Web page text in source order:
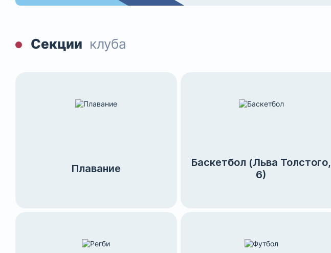
Секции клуба
Плавание
Баскетбол (Льва Толстого,
6)